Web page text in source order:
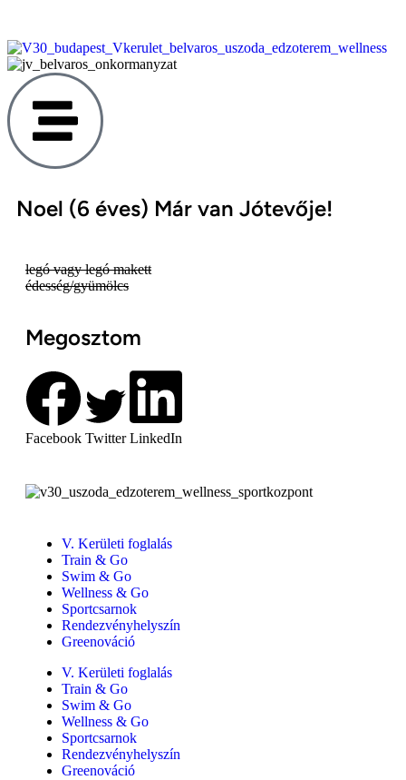
Noel (6 éves) Már van Jótevője!
legó vagy legó makett
édesség/gyümölcs
Megosztom
Facebook Twitter LinkedIn
V. Kerületi foglalás
Train & Go
Swim & Go
Wellness & Go
Sportcsarnok
Rendezvényhelyszín
Greenováció
V. Kerületi foglalás
Train & Go
Swim & Go
Wellness & Go
Sportcsarnok
Rendezvényhelyszín
Greenováció